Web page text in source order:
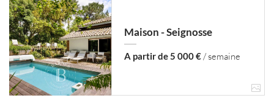
Maison - Seignosse
A partir de 5 000 €/ semaine